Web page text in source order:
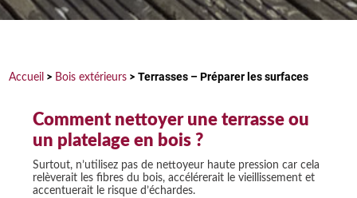
Accueil > Bois extérieurs >Terrasses – Préparer les surfaces
Comment nettoyer une terrasse ou
un platelage en bois ?
Surtout, n’utilisez pas de nettoyeur haute pression car cela
relèverait les fibres du bois, accélérerait le vieillissement et
accentuerait le risque d’échardes.